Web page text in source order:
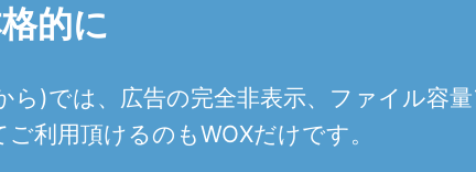
的に
)では、広告の完全非表示、ファイル容
利用頂けるのもWOXだけです。